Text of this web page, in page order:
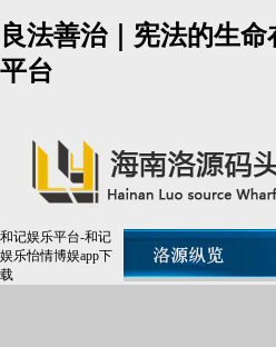
良法善治｜宪法的生
平台
和记娱乐平台-和记
娱乐怡情博娱app下
载